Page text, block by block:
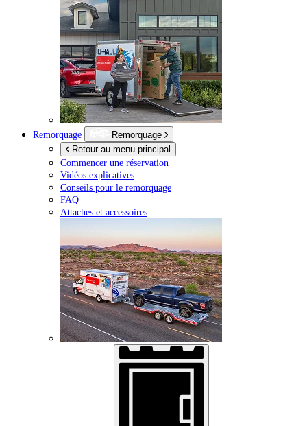
Remorquage
Remorquage
Retour au menu principal
Commencer une réservation
Vidéos explicatives
Conseils pour le remorquage
FAQ
Attaches et accessoires